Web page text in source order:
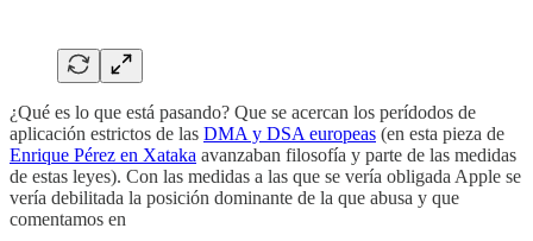
¿Qué es lo que está pasando? Que se acercan los perídodos de
aplicación estrictos de las DMA y DSA europeas (en esta pieza de
Enrique Pérez en Xataka avanzaban filosofía y parte de las medidas
de estas leyes). Con las medidas a las que se vería obligada Apple se
vería debilitada la posición dominante de la que abusa y que
comentamos en